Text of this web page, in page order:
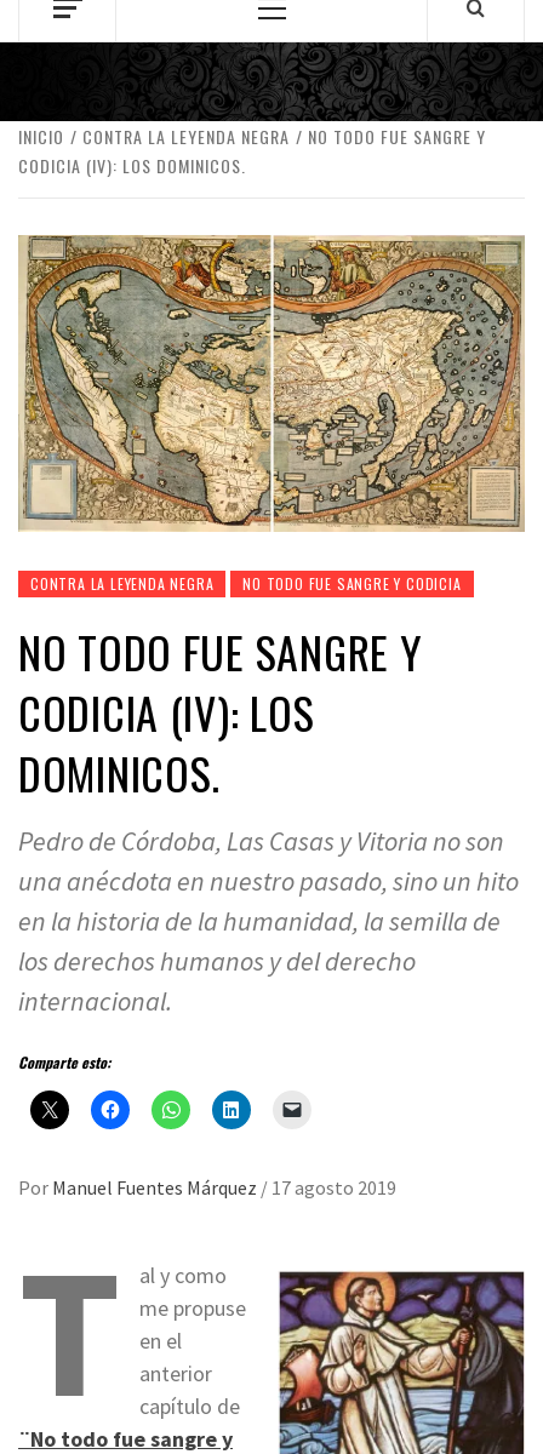
Menú
INICIO CONTRA LA LEYENDA NEGRA
NO TODO FUE SANGRE Y
CODICIA (IV): LOS DOMINICOS.
CONTRA LA LEYENDA NEGRA NO TODO FUE SANGRE Y CODICIA
NO TODO FUE SANGRE Y
CODICIA (IV): LOS
DOMINICOS.
Pedro de Córdoba, Las Casas y Vitoria no son
una anécdota en nuestro pasado, sino un hito
en la historia de la humanidad, la semilla de
los derechos humanos y del derecho
internacional.
Comparte esto:
Por Manuel Fuentes Márquez / 17 agosto 2019
T
al y como
me propuse
en el
anterior
capítulo de
¨No todo fue sangre y